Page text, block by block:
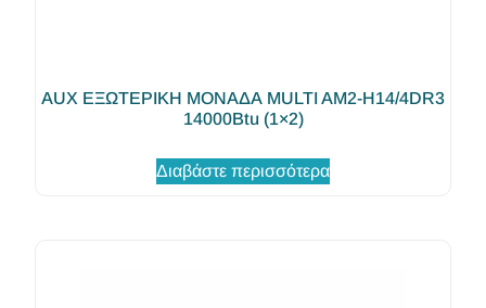
AUX ΕΞΩΤΕΡΙΚΗ ΜΟΝΑΔΑ MULTI AM2-H14/4DR3
14000Btu (1×2)
Διαβάστε περισσότερα